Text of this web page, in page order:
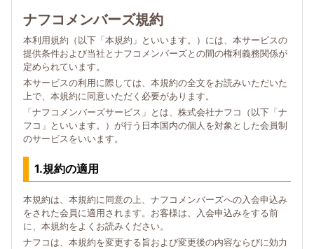
ナフコメンバーズ規約
本利用規約（以下「本規約」といいます。）には、本サービスの
提供条件および当社とナフコメンバーズとの間の権利義務関係が
定められています。
本サービスの利用に際しては、本規約の全文をお読みいただいた
上で、本規約に同意いただく必要があります。
「ナフコメンバーズサービス」とは、株式会社ナフコ（以下「ナ
フコ」といいます。）が行う日本国内の個人を対象とした会員制
のサービスをいいます。
1.規約の適用
本規約は、本規約に同意の上、ナフコメンバーズへの入会申込み
をされた会員に適用されます。お客様は、入会申込みをする前
に、本規約をよくお読みください。
ナフコは、本規約を変更する旨および変更後の内容ならびに効力